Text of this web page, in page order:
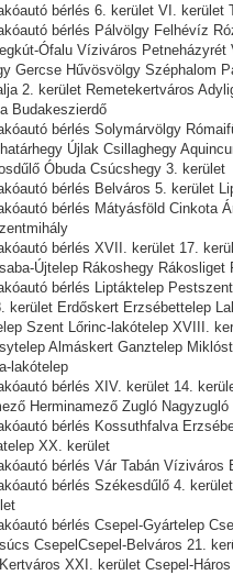
bérlés 6. kerület VI. kerület
bérlés Pálvölgy Felhévíz
Ófalu Víziváros
Gercse Hűvösvölgy Széphalom
2. kerület Remetekertváros
Budakeszierdő
bérlés Solymárvölgy
Újlak Csillaghegy
Óbuda Csúcshegy 3. kerület
bérlés Belváros 5. kerület
bérlés Mátyásföld Cinkota
bérlés XVII. kerület 17.
Újtelep Rákoshegy
bérlés Liptáktelep
kerület Erdőskert Erzsébettelep
Szent Lőrinc-lakótelep XVIII.
Almáskert Ganztelep
lakótelep
bérlés XIV. kerület 14.
Herminamező Zugló Nagyzugló
bérlés Kossuthfalva
XX. kerület
bérlés Vár Tabán
bérlés Székesdűlő 4.
bérlés Csepel-Gyártelep
CsepelCsepel-Belváros 21.
XXI. kerület Csepel-